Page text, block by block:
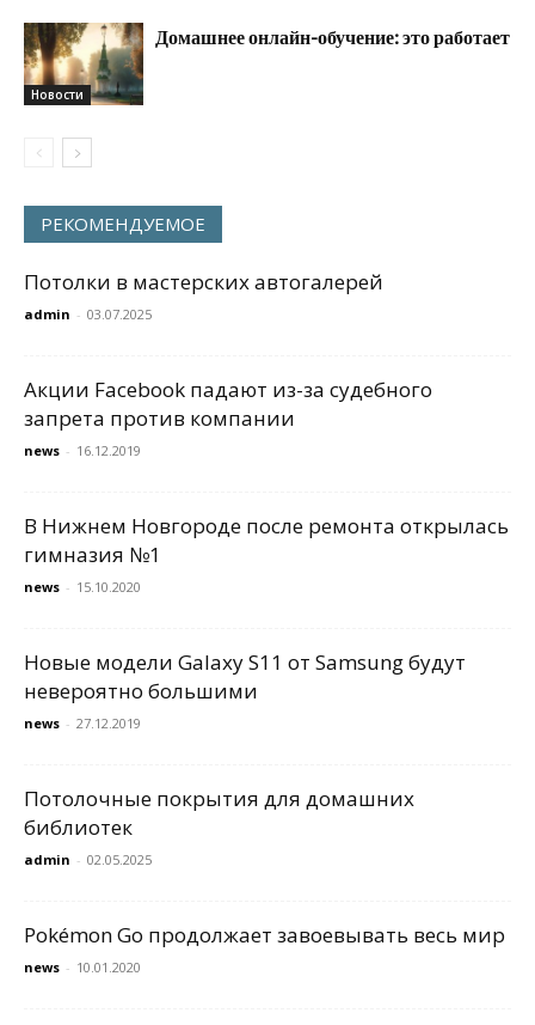
Новости
Домашнее онлайн-обучение: это работает
РЕКОМЕНДУЕМОЕ
Потолки в мастерских автогалерей
admin - 03.07.2025
Акции Facebook падают из-за судебного
запрета против компании
news - 16.12.2019
В Нижнем Новгороде после ремонта открылась
гимназия №1
news - 15.10.2020
Новые модели Galaxy S11 от Samsung будут
невероятно большими
news - 27.12.2019
Потолочные покрытия для домашних
библиотек
admin - 02.05.2025
Pokémon Go продолжает завоевывать весь мир
news - 10.01.2020